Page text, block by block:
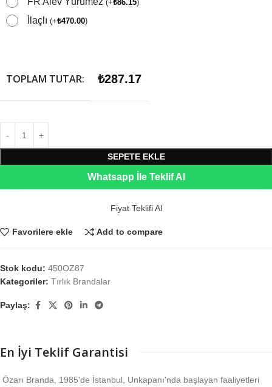
(+₺86.15)
İlaçlı (+₺470.00)
TOPLAM TUTAR: ₺287.17
SEPETE EKLE
Whatsapp İle Teklif Al
Fiyat Teklifi Al
Favorilere ekle Add to compare
Stok kodu: 450OZ87
Kategoriler: Tırlık Brandalar
Paylaş:
En İyi Teklif Garantisi
Özarı Branda, 1985'de İstanbul, Unkapanı'nda başlayan faaliyetleri